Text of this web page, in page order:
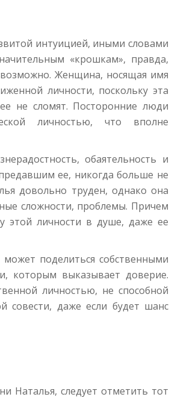
интуицией, иными словами
«крошкам», правда,
Женщина, носящая имя
личности, поскольку эта
не сломят. Посторонние люди
личностью, что вполне
обаятельность и
ее, никогда больше не
довольно труден, однако она
сложности, проблемы. Причем
этой личности в душе, даже ее
поделиться собственными
которым выказывает доверие.
личностью, не способной
совести, даже если будет шанс
Наталья, следует отметить тот